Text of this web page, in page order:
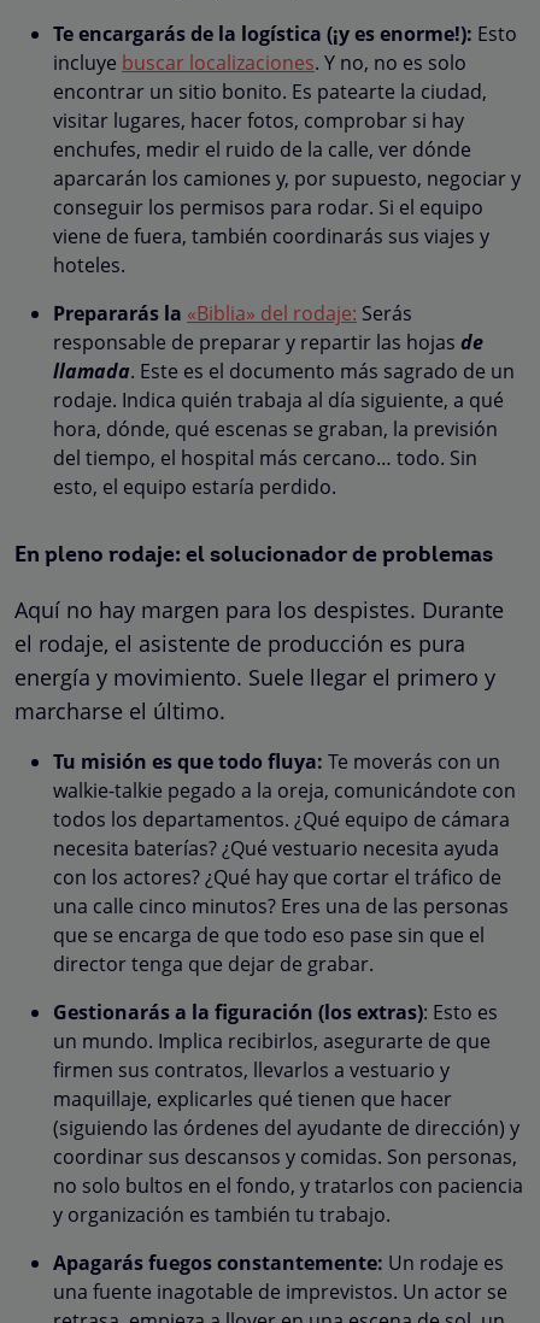
Te encargarás de la logística (¡y es enorme!): Esto
incluye buscar localizaciones. Y no, no es solo
encontrar un sitio bonito. Es patearte la ciudad,
visitar lugares, hacer fotos, comprobar si hay
enchufes, medir el ruido de la calle, ver dónde
aparcarán los camiones y, por supuesto, negociar y
conseguir los permisos para rodar. Si el equipo
viene de fuera, también coordinarás sus viajes y
hoteles.
Prepararás la «Biblia» del rodaje: Serás
responsable de preparar y repartir las hojas de
llamada. Este es el documento más sagrado de un
rodaje. Indica quién trabaja al día siguiente, a qué
hora, dónde, qué escenas se graban, la previsión
del tiempo, el hospital más cercano… todo. Sin
esto, el equipo estaría perdido.
En pleno rodaje: el solucionador de problemas
Aquí no hay margen para los despistes. Durante
el rodaje, el asistente de producción es pura
energía y movimiento. Suele llegar el primero y
marcharse el último.
Tu misión es que todo fluya: Te moverás con un
walkie-talkie pegado a la oreja, comunicándote con
todos los departamentos. ¿Qué equipo de cámara
necesita baterías? ¿Qué vestuario necesita ayuda
con los actores? ¿Qué hay que cortar el tráfico de
una calle cinco minutos? Eres una de las personas
que se encarga de que todo eso pase sin que el
director tenga que dejar de grabar.
Gestionarás a la figuración (los extras): Esto es
un mundo. Implica recibirlos, asegurarte de que
firmen sus contratos, llevarlos a vestuario y
maquillaje, explicarles qué tienen que hacer
(siguiendo las órdenes del ayudante de dirección) y
coordinar sus descansos y comidas. Son personas,
no solo bultos en el fondo, y tratarlos con paciencia
y organización es también tu trabajo.
Apagarás fuegos constantemente: Un rodaje es
una fuente inagotable de imprevistos. Un actor se